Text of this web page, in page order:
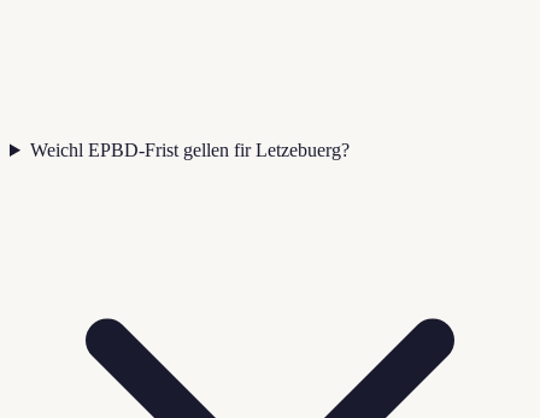
Weichl EPBD-Frist gellen fir Letzebuerg?